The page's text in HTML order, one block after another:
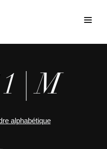
| M
alphabétique